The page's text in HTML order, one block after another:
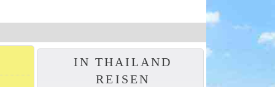
IN THAILAND
REISEN